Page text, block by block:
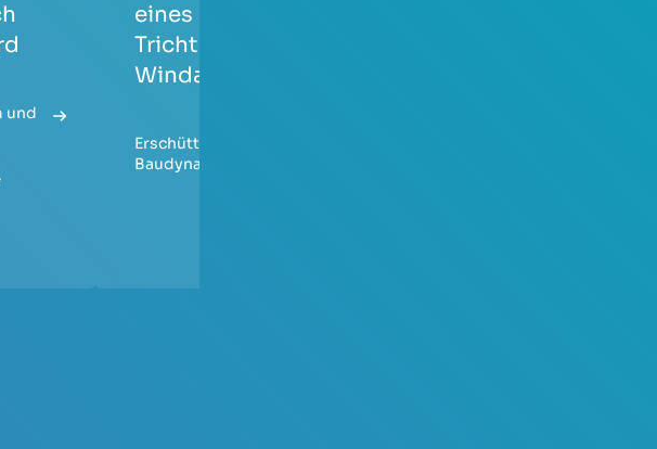
und
,
eines
Trichterdaches bei
Windanregung
Erschütterungsschutz
Baudynamik